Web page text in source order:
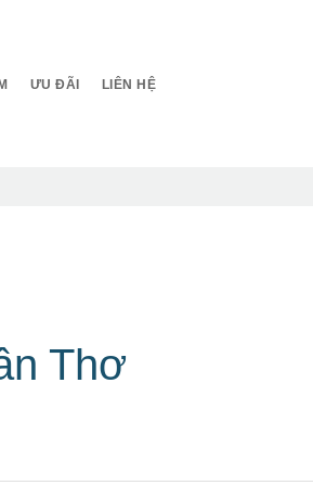
ƯU ĐÃI LIÊN HỆ
Thơ